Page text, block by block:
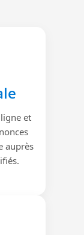
et
auprès